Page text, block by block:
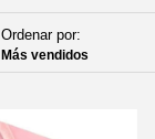
Ordenar por:
Más vendidos